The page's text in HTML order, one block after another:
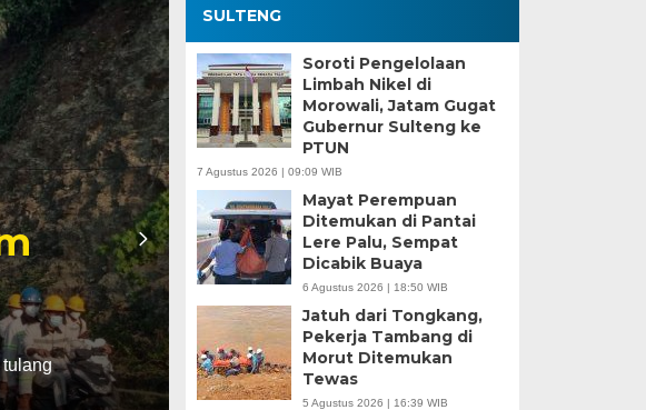
SULTENG
Soroti Pengelolaan
Limbah Nikel di
Morowali, Jatam Gugat
Gubernur Sulteng ke
PTUN
7 Agustus 2026 | 09:09 WIB
Mayat Perempuan
Ditemukan di Pantai
Lere Palu, Sempat
Dicabik Buaya
6 Agustus 2026 | 18:50 WIB
Jatuh dari Tongkang,
Pekerja Tambang di
Morut Ditemukan
Tewas
5 Agustus 2026 | 16:39 WIB